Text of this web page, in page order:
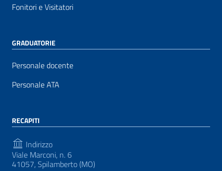
Fonitori e Visitatori
GRADUATORIE
Personale docente
Personale ATA
RECAPITI
Indirizzo
Viale Marconi, n. 6
41057, Spilamberto (MO)